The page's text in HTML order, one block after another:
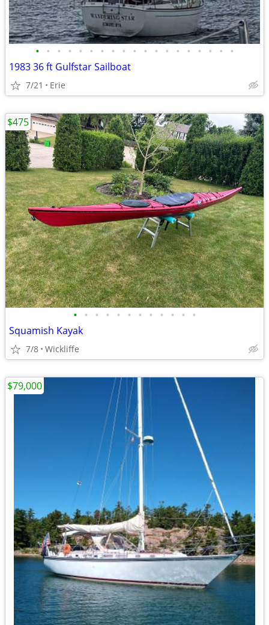
• • • • • • • • • • • • • • • • • • •
1983 36 ft Gulfstar Sailboat
7/21 Erie
• • • • • • • • • • • •
Squamish Kayak
7/8 Wickliffe
$475
$79,000